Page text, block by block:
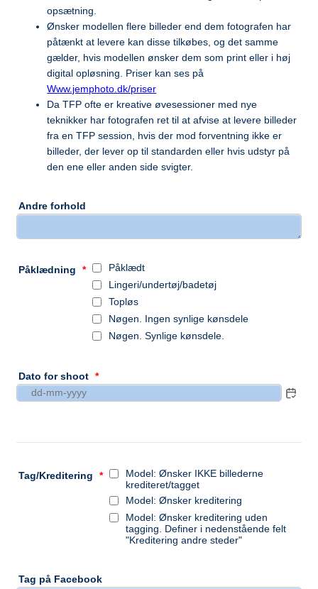
opsætning.
Ønsker modellen flere billeder end dem fotografen har
påtænkt at levere kan disse tilkøbes, og det samme
gælder, hvis modellen ønsker dem som print eller i høj
digital opløsning. Priser kan ses på
Www.jemphoto.dk/priser
Da TFP ofte er kreative øvesessioner med nye
teknikker har fotografen ret til at afvise at levere billeder
fra en TFP session, hvis der mod forventning ikke er
billeder, der lever op til standarden eller hvis udstyr på
den ene eller anden side svigter.
Andre forhold
Påklædning *
Påklædt
Lingeri/undertøj/badetøj
Topløs
Nøgen. Ingen synlige kønsdele
Nøgen. Synlige kønsdele.
Dato for shoot *
Tag/Kreditering *
Model: Ønsker IKKE billederne
krediteret/tagget
Model: Ønsker kreditering
Model: Ønsker kreditering uden
tagging. Definer i nedenstående felt
"Kreditering andre steder"
Tag på Facebook